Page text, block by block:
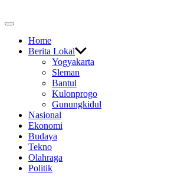
to
Off
CanvasHome
Berita Lokal
Yogyakarta
Sleman
Bantul
Kulonprogo
Gunungkidul
Nasional
Ekonomi
Budaya
Tekno
Olahraga
Politik